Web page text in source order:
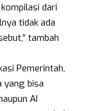
dari
tidak ada
tambah
Pemerintah,
yang bisa
AI